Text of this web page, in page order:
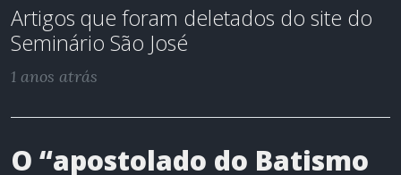
Artigos que foram deletados do site do
Seminário São José
1 anos atrás
O “apostolado do Batismo